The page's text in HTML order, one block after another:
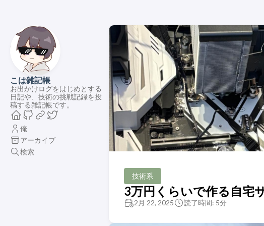
こは雑記帳
お出かけログをはじめとする
日記や、技術の挑戦記録を投
稿する雑記帳です。
俺
アーカイブ
検索
技術系
3万円くらいで作る自宅
2月 22, 2025 読了時間: 5分